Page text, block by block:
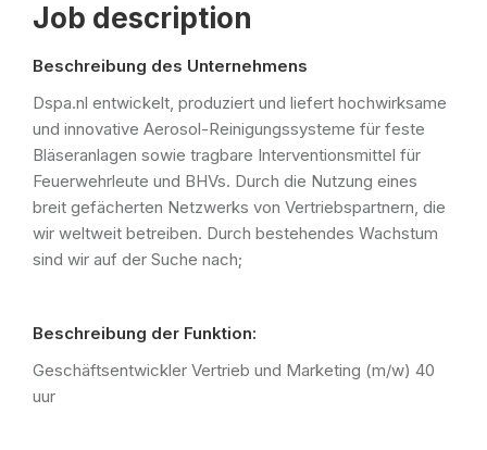
Job description
Beschreibung des Unternehmens
Dspa.nl entwickelt, produziert und liefert hochwirksame
und innovative Aerosol-Reinigungssysteme für feste
Bläseranlagen sowie tragbare Interventionsmittel für
Feuerwehrleute und BHVs. Durch die Nutzung eines
breit gefächerten Netzwerks von Vertriebspartnern, die
wir weltweit betreiben. Durch bestehendes Wachstum
sind wir auf der Suche nach;
Beschreibung der Funktion:
Geschäftsentwickler Vertrieb und Marketing (m/w) 40
uur